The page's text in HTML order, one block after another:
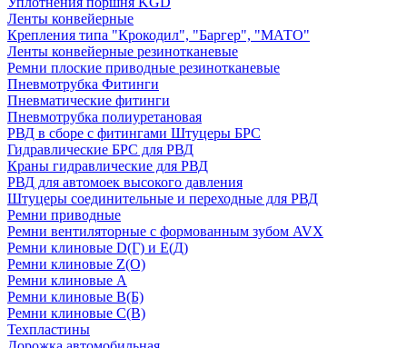
Ленты конвейерные
Крепления типа "Крокодил", "Баргер", "МАТО"
Ленты конвейерные резинотканевые
Ремни плоские приводные резинотканевые
Пневмотрубка Фитинги
Пневматические фитинги
Пневмотрубка полиуретановая
РВД в сборе с фитингами Штуцеры БРС
Гидравлические БРС для РВД
Краны гидравлические для РВД
РВД для автомоек высокого давления
Штуцеры соединительные и переходные для РВД
Ремни приводные
Ремни вентиляторные с формованным зубом AVX
Ремни клиновые D(Г) и Е(Д)
Ремни клиновые Z(О)
Ремни клиновые А
Ремни клиновые В(Б)
Ремни клиновые С(В)
Техпластины